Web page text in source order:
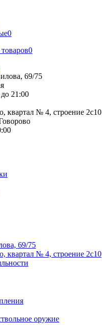
0
0
69/75
21:00
квартал № 4, строение 2с10
69/75
квартал № 4, строение 2с10
оружие